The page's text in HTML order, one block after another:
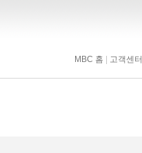
MBC 홈 고객센터